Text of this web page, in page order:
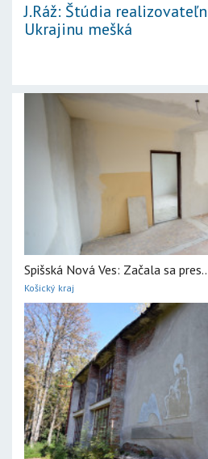
J.Ráž: Štúdia
Ukrajinu mešká
Spišská Nová Ves: Začala sa
Košický kraj